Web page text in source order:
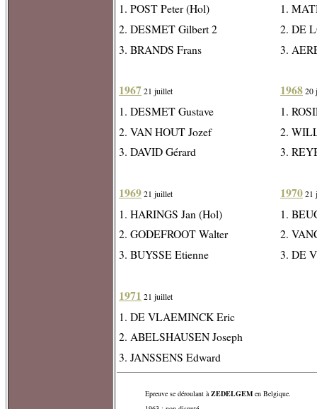
1. POST Peter (Hol)
2. DESMET Gilbert 2
3. BRANDS Frans
1967 21 juillet
1. DESMET Gustave
2. VAN HOUT Jozef
3. DAVID Gérard
1969 21 juillet
1. HARINGS Jan (Hol)
2. GODEFROOT Walter
3. BUYSSE Etienne
1971 21 juillet
1. DE VLAEMINCK Eric
2. ABELSHAUSEN Joseph
3. JANSSENS Edward
1.
2. DE
3.
1968 20
1.
2.
3.
1970 21
1.
2.
3. DE
Epreuve se déroulant àZEDELGEM en Belgique.